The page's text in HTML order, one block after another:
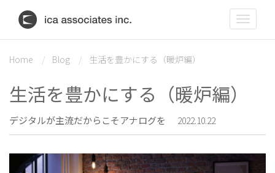
Toggle
Home Blog 生活を豊かにする（暖炉編）
生活を豊かにする（暖炉編）
デジタルが主流だからこそアナログを 2022.10.22